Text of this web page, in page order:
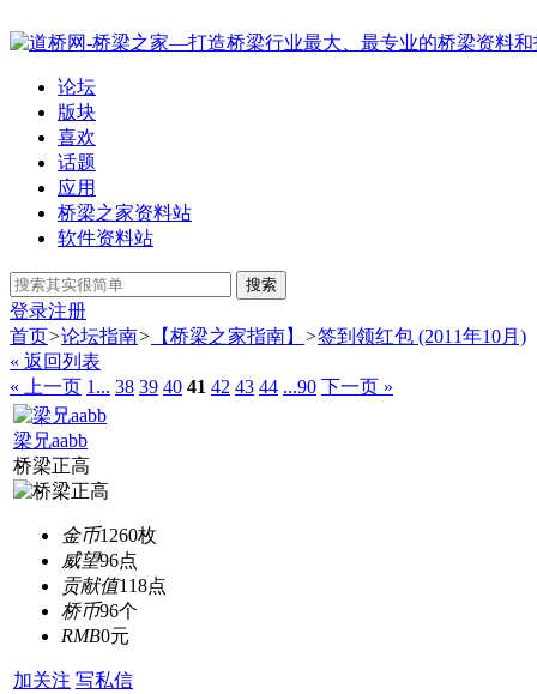
论坛
版块
喜欢
话题
应用
桥梁之家资料站
软件资料站
搜索
登录注册
首页>论坛指南> 【桥梁之家指南】 >签到领红包 (2011年10月)
« 返回列表
« 上一页 1... 38 39 40 41 42 43 44 ...90 下一页 »
梁兄aabb
桥梁正高
金币1260枚
威望96点
贡献值118点
桥币96个
RMB0元
加关注 写私信